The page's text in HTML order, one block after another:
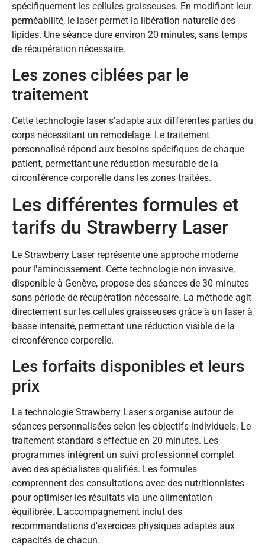
spécifiquement les cellules graisseuses. En modifiant leur
perméabilité, le laser permet la libération naturelle des
lipides. Une séance dure environ 20 minutes, sans temps
de récupération nécessaire.
Les zones ciblées par le
traitement
Cette technologie laser s'adapte aux différentes parties du
corps nécessitant un remodelage. Le traitement
personnalisé répond aux besoins spécifiques de chaque
patient, permettant une réduction mesurable de la
circonférence corporelle dans les zones traitées.
Les différentes formules et
tarifs du Strawberry Laser
Le Strawberry Laser représente une approche moderne
pour l'amincissement. Cette technologie non invasive,
disponible à Genève, propose des séances de 30 minutes
sans période de récupération nécessaire. La méthode agit
directement sur les cellules graisseuses grâce à un laser à
basse intensité, permettant une réduction visible de la
circonférence corporelle.
Les forfaits disponibles et leurs
prix
La technologie Strawberry Laser s'organise autour de
séances personnalisées selon les objectifs individuels. Le
traitement standard s'effectue en 20 minutes. Les
programmes intègrent un suivi professionnel complet
avec des spécialistes qualifiés. Les formules
comprennent des consultations avec des nutritionnistes
pour optimiser les résultats via une alimentation
équilibrée. L'accompagnement inclut des
recommandations d'exercices physiques adaptés aux
capacités de chacun.